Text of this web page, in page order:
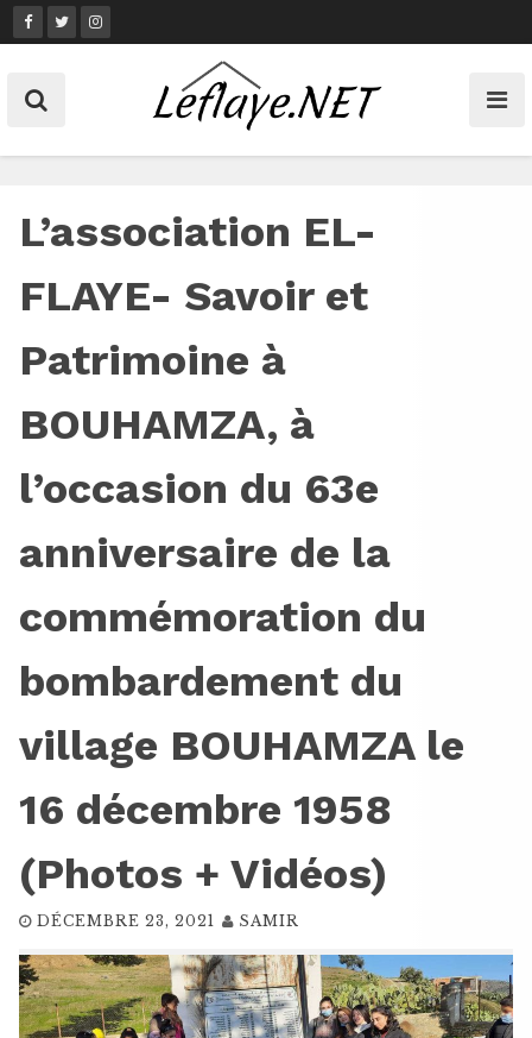
Skip
to
L’association EL-
FLAYE- Savoir et
Patrimoine à
BOUHAMZA, à
l’occasion du 63e
anniversaire de la
commémoration du
bombardement du
village BOUHAMZA le
16 décembre 1958
(Photos + Vidéos)
DÉCEMBRE 23, 2021 SAMIR